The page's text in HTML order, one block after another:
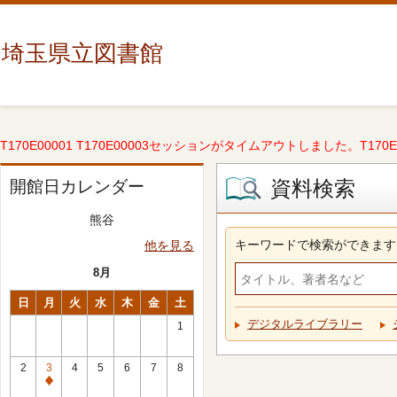
埼玉県立図書館
T170E00001 T170E00003セッションがタイムアウトしました。
開館日カレンダー
熊谷
他を見る
8月
日 月 火 水 木 金 土
1
2
3
休
4 5 6 7 8
資料検索
キーワードで検索ができます
デジタルライブラリー